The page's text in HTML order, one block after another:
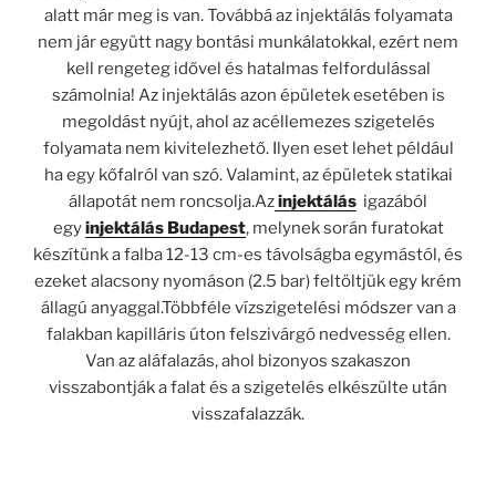
alatt már meg is van. Továbbá az injektálás folyamata
nem jár együtt nagy bontási munkálatokkal, ezért nem
kell rengeteg idővel és hatalmas felfordulással
számolnia! Az injektálás azon épületek esetében is
megoldást nyújt, ahol az acéllemezes szigetelés
folyamata nem kivitelezhető. Ilyen eset lehet például
ha egy kőfalról van szó. Valamint, az épületek statikai
állapotát nem roncsolja.Azinjektálás igazából
egyinjektálás Budapest, melynek során furatokat
készítünk a falba 12-13 cm-es távolságba egymástól, és
ezeket alacsony nyomáson (2.5 bar) feltöltjük egy krém
állagú anyaggal.Többféle vízszigetelési módszer van a
falakban kapilláris úton felszivárgó nedvesség ellen.
Van az aláfalazás, ahol bizonyos szakaszon
visszabontják a falat és a szigetelés elkészülte után
visszafalazzák.